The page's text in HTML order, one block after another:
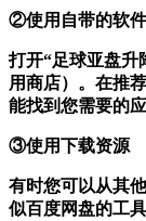
②使用自带的软
打开“足球亚盘升
用商店）。在推
能找到您需要的
③使用下载资源
有时您可以从其
似百度网盘的工